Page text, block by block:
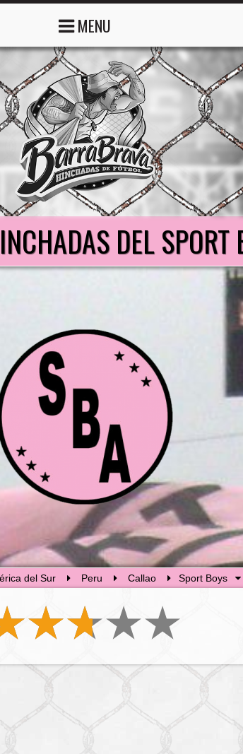
MENU
DEL SPORT
del Sur Peru Callao Sport Boys